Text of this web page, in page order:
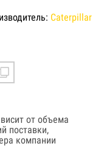
Caterpillar
от объема
поставки,
компании